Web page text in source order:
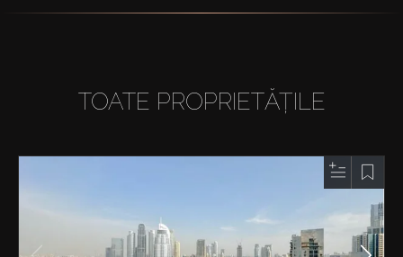
TOATE PROPRIETĂȚILE